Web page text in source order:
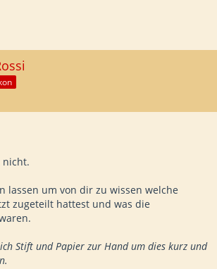
nicht.
lassen um von dir zu wissen welche
zugeteilt hattest und was die
Stift und Papier zur Hand um dies kurz und